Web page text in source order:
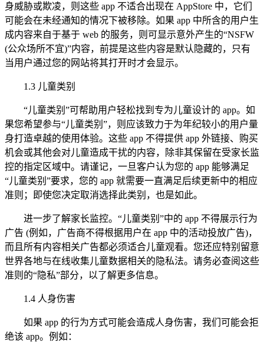
身威胁或欺凌，则这些 app 不适合出现在 AppStore 中，它们
可能会在未经通知的情况下被移除。如果 app 中所含的用户生
成内容来自于基于 web 的服务，则可显示意外产生的“NSFW
(公众场所不宜)”内容，前提是这些内容是默认隐藏的，只有
当用户通过您的网站将其打开时才会显示。
1.3 儿童类别
“儿童类别”可帮助用户轻松找到专为儿童设计的 app。如
果您希望参与“儿童类别”，则应该致力于为年纪较小的用户量
身打造卓越的使用体验。这些 app 不得提供 app 外链接、购买
机会或其他会对儿童造成干扰的内容，除非其保留在受家长监
控的指定区域中。请谨记，一旦客户认为您的 app 能够满足
“儿童类别”要求，您的 app 就需要一直满足后续更新中的相应
准则；即使您决定取消选择此类别，也是如此。
进一步了解家长监控。“儿童类别”中的 app 不得展示行为
广告 (例如，广告商不得根据用户在 app 中的活动投放广告)，
而且所有内容相关广告都必须适合儿童观看。您还应特别留意
世界各地与在线收集儿童数据相关的隐私法。请务必查阅这些
准则的“隐私”部分，以了解更多信息。
1.4 人身伤害
如果 app 的行为方式可能会造成人身伤害，我们可能会拒
绝该 app。例如：